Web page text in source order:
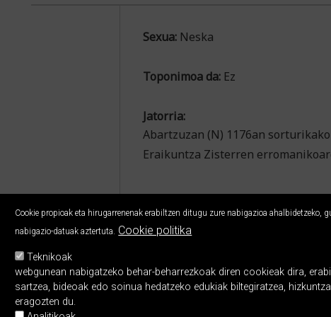
Sexua: Neska
Toponimoa da: Ez
Jatorria:
Abartzuzan (N) 1176an
Eraikuntza Zisterren
Cookie propioak eta hirugarrenenak erabiltzen ditugu zure nabigazioa ahalbidetzeko,
nabigazio-datuak aztertuta.
Cookie politika
Teknikoak
webgunean nabigatzeko behar-beharrezkoak diren cookieak dira,
sartzea, bideoak edo soinua hedatzeko edukiak biltegiratzea,
eragozten du.